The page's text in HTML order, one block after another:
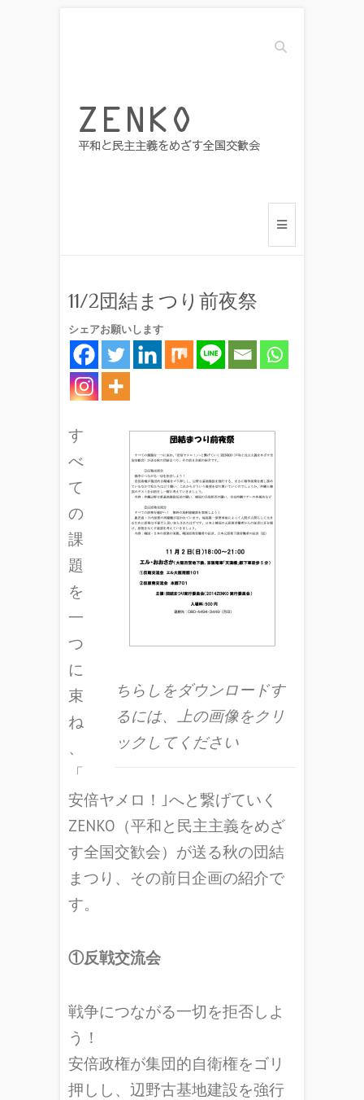
Search
11/2団結まつり前夜祭
シェアお願いします
ちらしをダウンロードす
るには、上の画像をクリ
ックしてください
す
べ
て
の
課
題
を
一
つ
に
束
ね
、
「
安倍ヤメロ！｣へと繋げていく
ZENKO（平和と民主主義をめざ
す全国交歓会）が送る秋の団結
まつり、その前日企画の紹介で
す。
①反戦交流会
戦争につながる一切を拒否しよ
う！
安倍政権が集団的自衛権をゴリ
押しし、辺野古基地建設を強行